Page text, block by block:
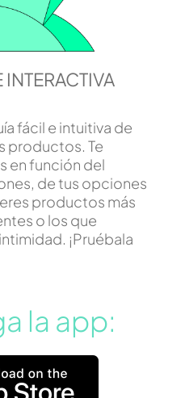
INTERACTIVA
fácil e intuitiva de
productos. Te
en función del
de tus opciones
productos más
o los que
¡Pruébala
la app: